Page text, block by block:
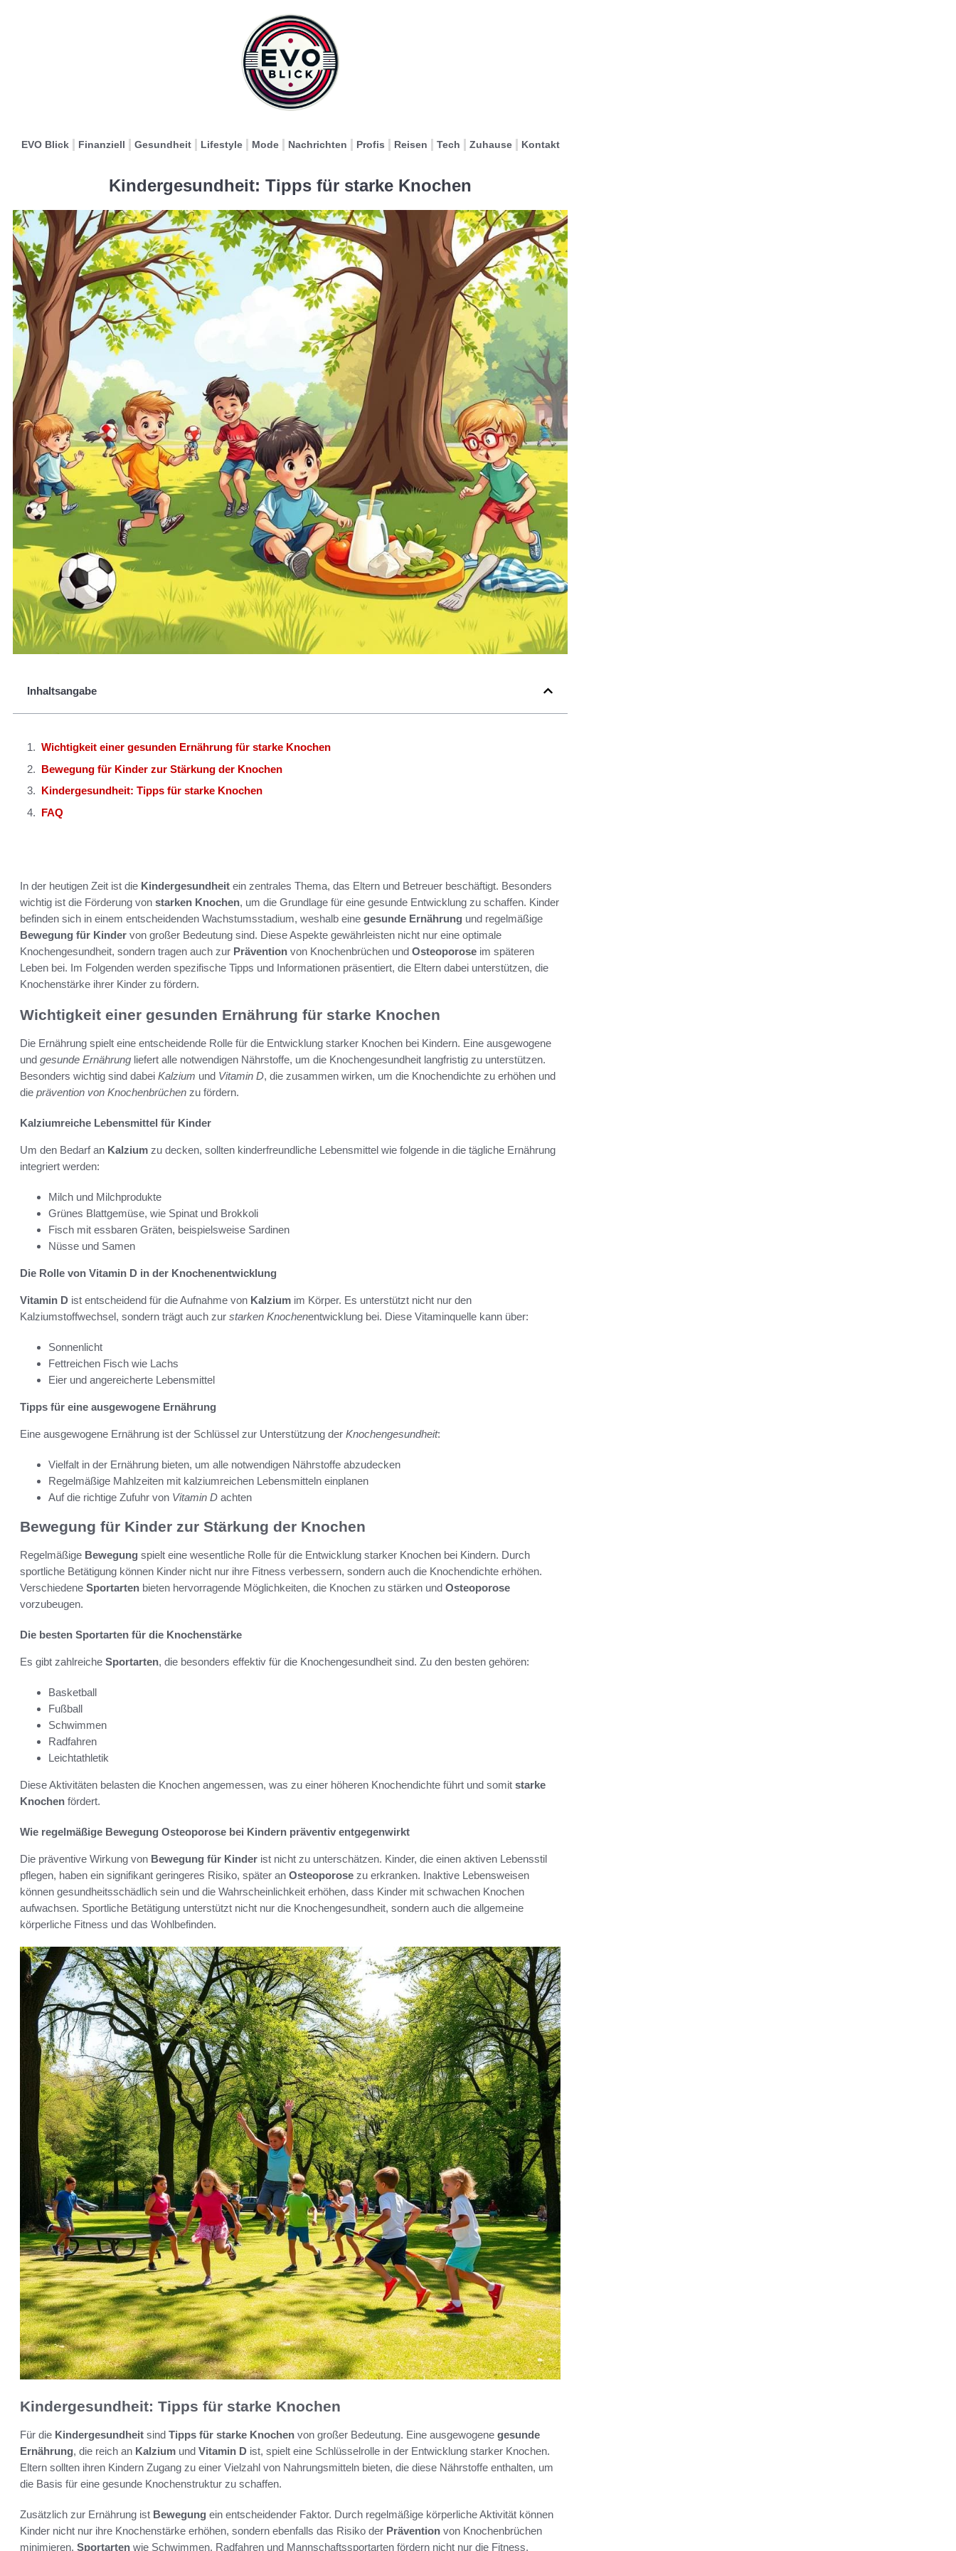
EVO Blick Finanziell Gesundheit Lifestyle Mode Nachrichten Profis Reisen Tech Zuhause Kontakt
Kindergesundheit: Tipps für starke Knochen
Inhaltsangabe
Wichtigkeit einer gesunden Ernährung für starke Knochen
Bewegung für Kinder zur Stärkung der Knochen
Kindergesundheit: Tipps für starke Knochen
FAQ
In der heutigen Zeit ist die Kindergesundheit ein zentrales Thema, das Eltern und Betreuer beschäftigt. Besonders
wichtig ist die Förderung von starken Knochen, um die Grundlage für eine gesunde Entwicklung zu schaffen. Kinder
befinden sich in einem entscheidenden Wachstumsstadium, weshalb eine gesunde Ernährung und regelmäßige
Bewegung für Kinder von großer Bedeutung sind. Diese Aspekte gewährleisten nicht nur eine optimale
Knochengesundheit, sondern tragen auch zur Prävention von Knochenbrüchen und Osteoporose im späteren
Leben bei. Im Folgenden werden spezifische Tipps und Informationen präsentiert, die Eltern dabei unterstützen, die
Knochenstärke ihrer Kinder zu fördern.
Wichtigkeit einer gesunden Ernährung für starke Knochen
Die Ernährung spielt eine entscheidende Rolle für die Entwicklung starker Knochen bei Kindern. Eine ausgewogene
und gesunde Ernährung liefert alle notwendigen Nährstoffe, um die Knochengesundheit langfristig zu unterstützen.
Besonders wichtig sind dabei Kalzium und Vitamin D, die zusammen wirken, um die Knochendichte zu erhöhen und
die prävention von Knochenbrüchen zu fördern.
Kalziumreiche Lebensmittel für Kinder
Um den Bedarf an Kalzium zu decken, sollten kinderfreundliche Lebensmittel wie folgende in die tägliche Ernährung
integriert werden:
Milch und Milchprodukte
Grünes Blattgemüse, wie Spinat und Brokkoli
Fisch mit essbaren Gräten, beispielsweise Sardinen
Nüsse und Samen
Die Rolle von Vitamin D in der Knochenentwicklung
Vitamin D ist entscheidend für die Aufnahme von Kalzium im Körper. Es unterstützt nicht nur den
Kalziumstoffwechsel, sondern trägt auch zur starken Knochenentwicklung bei. Diese Vitaminquelle kann über:
Sonnenlicht
Fettreichen Fisch wie Lachs
Eier und angereicherte Lebensmittel
Tipps für eine ausgewogene Ernährung
Eine ausgewogene Ernährung ist der Schlüssel zur Unterstützung der Knochengesundheit:
Vielfalt in der Ernährung bieten, um alle notwendigen Nährstoffe abzudecken
Regelmäßige Mahlzeiten mit kalziumreichen Lebensmitteln einplanen
Auf die richtige Zufuhr von Vitamin D achten
Bewegung für Kinder zur Stärkung der Knochen
Regelmäßige Bewegung spielt eine wesentliche Rolle für die Entwicklung starker Knochen bei Kindern. Durch
sportliche Betätigung können Kinder nicht nur ihre Fitness verbessern, sondern auch die Knochendichte erhöhen.
Verschiedene Sportarten bieten hervorragende Möglichkeiten, die Knochen zu stärken und Osteoporose
vorzubeugen.
Die besten Sportarten für die Knochenstärke
Es gibt zahlreiche Sportarten, die besonders effektiv für die Knochengesundheit sind. Zu den besten gehören:
Basketball
Fußball
Schwimmen
Radfahren
Leichtathletik
Diese Aktivitäten belasten die Knochen angemessen, was zu einer höheren Knochendichte führt und somit starke
Knochen fördert.
Wie regelmäßige Bewegung Osteoporose bei Kindern präventiv entgegenwirkt
Die präventive Wirkung von Bewegung für Kinder ist nicht zu unterschätzen. Kinder, die einen aktiven Lebensstil
pflegen, haben ein signifikant geringeres Risiko, später an Osteoporose zu erkranken. Inaktive Lebensweisen
können gesundheitsschädlich sein und die Wahrscheinlichkeit erhöhen, dass Kinder mit schwachen Knochen
aufwachsen. Sportliche Betätigung unterstützt nicht nur die Knochengesundheit, sondern auch die allgemeine
körperliche Fitness und das Wohlbefinden.
Kindergesundheit: Tipps für starke Knochen
Für die Kindergesundheit sind Tipps für starke Knochen von großer Bedeutung. Eine ausgewogene gesunde
Ernährung, die reich an Kalzium und Vitamin D ist, spielt eine Schlüsselrolle in der Entwicklung starker Knochen.
Eltern sollten ihren Kindern Zugang zu einer Vielzahl von Nahrungsmitteln bieten, die diese Nährstoffe enthalten, um
die Basis für eine gesunde Knochenstruktur zu schaffen.
Zusätzlich zur Ernährung ist Bewegung ein entscheidender Faktor. Durch regelmäßige körperliche Aktivität können
Kinder nicht nur ihre Knochenstärke erhöhen, sondern ebenfalls das Risiko der Prävention von Knochenbrüchen
minimieren. Sportarten wie Schwimmen, Radfahren und Mannschaftssportarten fördern nicht nur die Fitness,